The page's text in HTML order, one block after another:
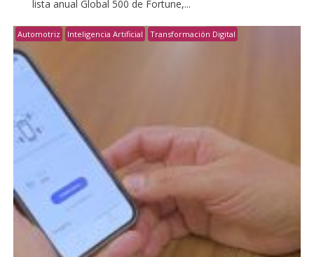
lista anual Global 500 de Fortune,...
Automotriz Inteligencia Artificial Transformación Digital